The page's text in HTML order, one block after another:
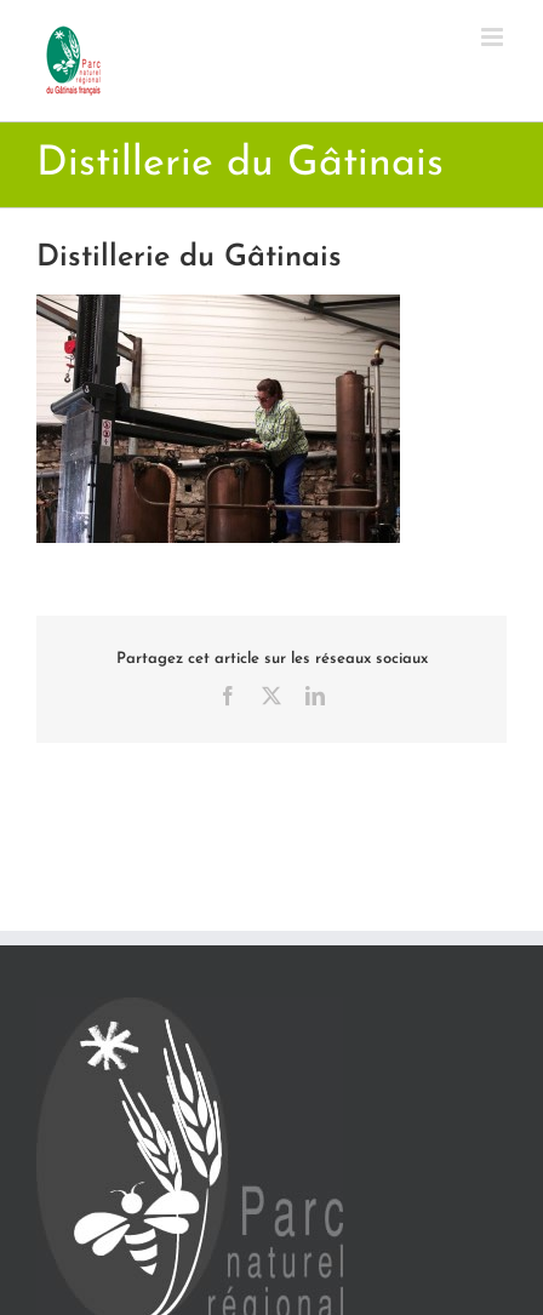
contenu
Distillerie du Gâtinais
Distillerie du Gâtinais
Partagez cet article sur les réseaux sociaux
Facebook LinkedIn